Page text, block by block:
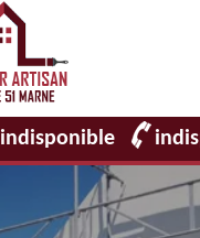
indisponible